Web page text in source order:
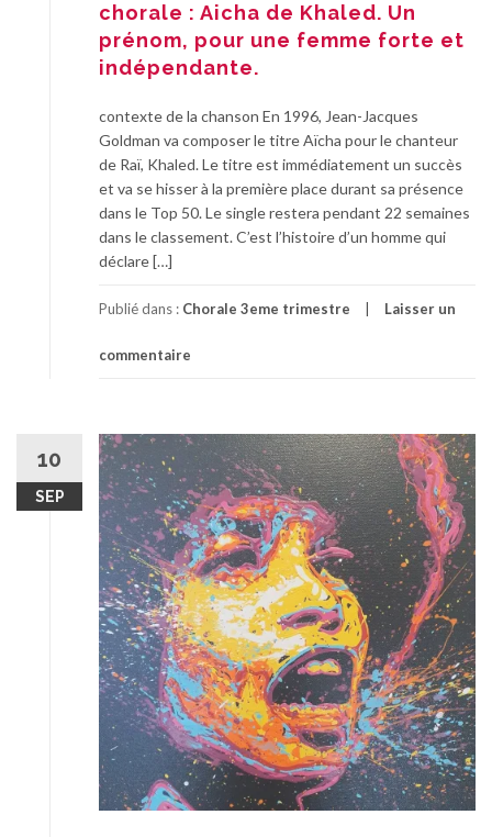
chorale : Aicha de Khaled. Un
prénom, pour une femme forte et
indépendante.
contexte de la chanson En 1996, Jean-Jacques
Goldman va composer le titre Aïcha pour le chanteur
de Raï, Khaled. Le titre est immédiatement un succès
et va se hisser à la première place durant sa présence
dans le Top 50. Le single restera pendant 22 semaines
dans le classement. C’est l’histoire d’un homme qui
déclare […]
Publié dans : Chorale 3eme trimestre Laisser un
commentaire
10
SEP